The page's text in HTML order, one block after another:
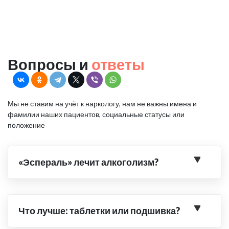
Вопросы и ответы
Мы не ставим на учёт к наркологу, нам не важны имена и
фамилии наших пациентов, социальные статусы или
положение
«Эспераль» лечит алкоголизм?
Что лучше: таблетки или подшивка?